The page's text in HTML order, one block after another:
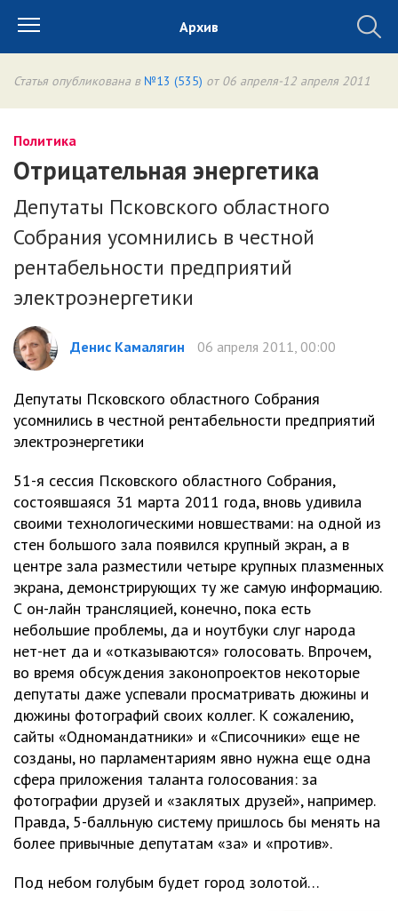
Архив
Статья опубликована в №13 (535) от 06 апреля-12 апреля 2011
Политика
Отрицательная энергетика
Депутаты Псковского областного
Собрания усомнились в честной
рентабельности предприятий
электроэнергетики
Денис Камалягин 06 апреля 2011, 00:00
Депутаты Псковского областного Собрания
усомнились в честной рентабельности предприятий
электроэнергетики
51-я сессия Псковского областного Собрания,
состоявшаяся 31 марта 2011 года, вновь удивила
своими технологическими новшествами: на одной из
стен большого зала появился крупный экран, а в
центре зала разместили четыре крупных плазменных
экрана, демонстрирующих ту же самую информацию.
С он-лайн трансляцией, конечно, пока есть
небольшие проблемы, да и ноутбуки слуг народа
нет-нет да и «отказываются» голосовать. Впрочем,
во время обсуждения законопроектов некоторые
депутаты даже успевали просматривать дюжины и
дюжины фотографий своих коллег. К сожалению,
сайты «Одномандатники» и «Списочники» еще не
созданы, но парламентариям явно нужна еще одна
сфера приложения таланта голосования: за
фотографии друзей и «заклятых друзей», например.
Правда, 5-балльную систему пришлось бы менять на
более привычные депутатам «за» и «против».
Под небом голубым будет город золотой…